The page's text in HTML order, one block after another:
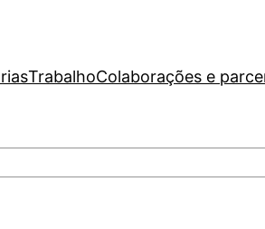
TrabalhoColaborações e